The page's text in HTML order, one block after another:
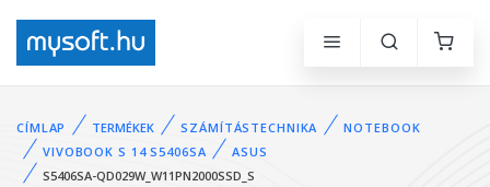
CÍMLAP TERMÉKEK SZÁMÍTÁSTECHNIKA
NOTEBOOK
VIVOBOOK S 14 S5406SA
ASUS
S5406SA-QD029W_W11PN2000SSD_S